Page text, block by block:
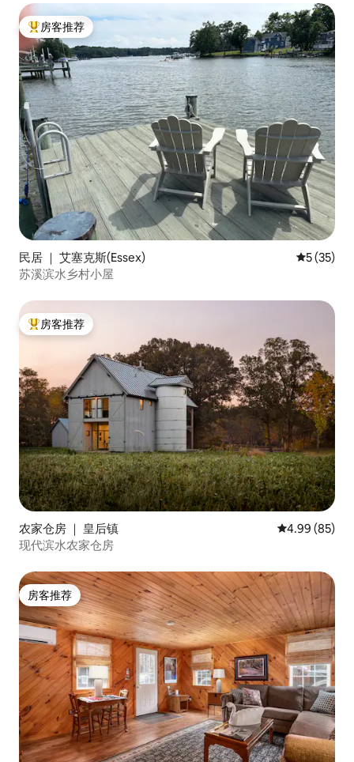
热门「房客推荐」
房客推荐
民居 ｜ 艾塞克斯(Essex) 平均评分
5 (35)
苏溪滨水乡村小屋
热门「房客推荐」
房客推荐
农家仓房 ｜ 皇后镇 平均评分 4.99
4.99 (85)
现代滨水农家仓房
房客推荐
房客推荐